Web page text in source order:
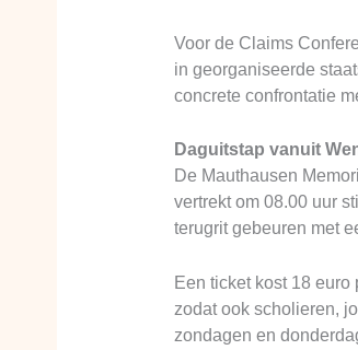
Voor de Claims
in georganiseerde
concrete confrontatie
Daguitstap vanuit
De Mauthausen
vertrekt om 08.00 uur
terugrit gebeuren met
Een ticket kost 18
zodat ook scholieren,
zondagen en